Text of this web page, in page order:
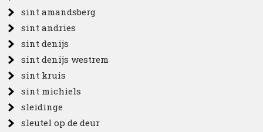
sint amandsberg
sint andries
sint denijs
sint denijs westrem
sint kruis
sint michiels
sleidinge
sleutel op de deur